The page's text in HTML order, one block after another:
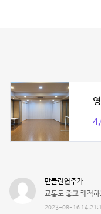
만돌린연주가
교통도 좋고 쾌적
2023-08-16